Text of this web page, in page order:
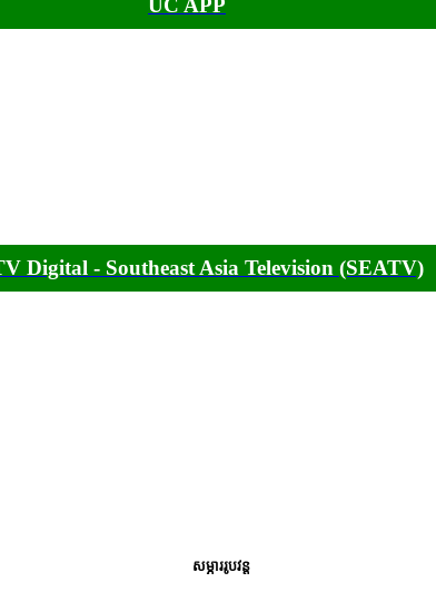
UC APP
Digital - Southeast Asia Television (SEATV)
សម្ភាររូបវន្ត